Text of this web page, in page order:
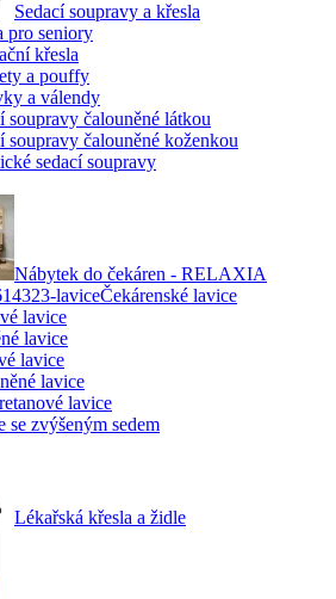
Sedací soupravy a křesla
pro seniory
křesla
a pouffy
a válendy
soupravy čalouněné látkou
soupravy čalouněné koženkou
sedací soupravy
Nábytek do čekáren - RELAXIA
Čekárenské lavice
lavice
lavice
lavice
lavice
lavice
se zvýšeným sedem
Lékařská křesla a židle